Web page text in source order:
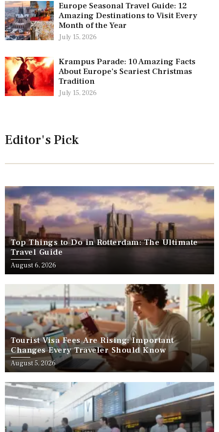
Europe Seasonal Travel Guide: 12
Amazing Destinations to Visit Every
Month of the Year
July 15, 2026
Krampus Parade: 10 Amazing Facts
About Europe’s Scariest Christmas
Tradition
July 15, 2026
Editor's Pick
Top Things to Do in Rotterdam: The Ultimate
Travel Guide
August 6, 2026
Tourist Visa Fees Are Rising: Important
Changes Every Traveler Should Know
August 5, 2026